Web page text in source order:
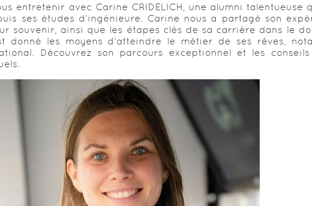
entretenir avec Carine CRIDELICH, une alumni talentueuse
ses études d’ingénieure. Carine nous a partagé son
souvenir, ainsi que les étapes clés de sa carrière dans le
donné les moyens d’atteindre le métier de ses rêves,
Découvrez son parcours exceptionnel et les